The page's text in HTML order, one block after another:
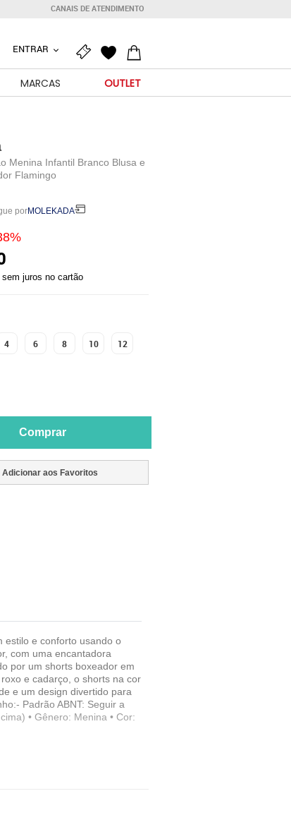
CANAIS DE ATENDIMENTO
ENTRAR
MARCAS OUTLET
Menina Infantil Branco Blusa e
Flamingo
porMOLEKADA
sem juros no cartão
4 6 8 10 12
Comprar
Adicionar aos Favoritos
estilo e conforto usando o
com uma encantadora
por um shorts boxeador em
e cadarço, o shorts na cor
e um design divertido para
Padrão ABNT: Seguir a
• Gênero: Menina • Cor: